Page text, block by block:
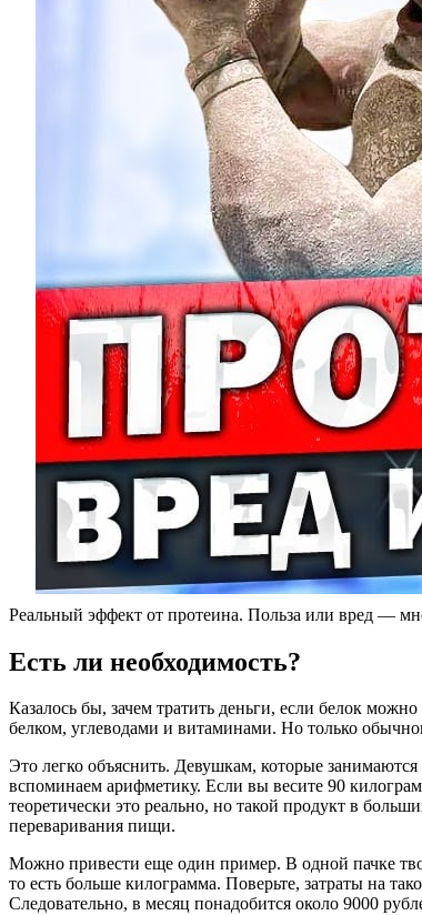
Реальный эффект от протеина. Польза или вред —
Есть ли необходимость?
Казалось бы, зачем тратить деньги, если белок
белком, углеводами и витаминами. Но только
Это легко объяснить. Девушкам, которые
вспоминаем арифметику. Если вы весите 90
теоретически это реально, но такой продукт в
переваривания пищи.
Можно привести еще один пример. В одной пачке
то есть больше килограмма. Поверьте, затраты на
Следовательно, в месяц понадобится около 9000